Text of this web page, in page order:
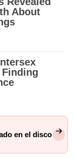
en el disco